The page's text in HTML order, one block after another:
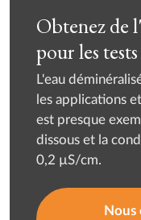
Obtenez de
pour les
L'eau
les applications
est presque
dissous et la
0,2 µS/cm.
Nous